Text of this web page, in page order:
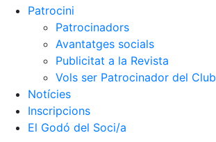
Patrocini
Patrocinadors
Avantatges socials
Publicitat a la Revista
Vols ser Patrocinador del
Notícies
Inscripcions
El Godó del Soci/a